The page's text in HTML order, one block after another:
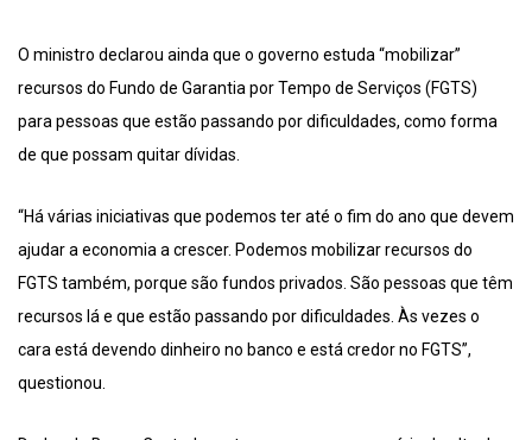
O ministro declarou ainda que o governo estuda “mobilizar”
recursos do Fundo de Garantia por Tempo de Serviços (FGTS)
para pessoas que estão passando por dificuldades, como forma
de que possam quitar dívidas.
“Há várias iniciativas que podemos ter até o fim do ano que devem
ajudar a economia a crescer. Podemos mobilizar recursos do
FGTS também, porque são fundos privados. São pessoas que têm
recursos lá e que estão passando por dificuldades. Às vezes o
cara está devendo dinheiro no banco e está credor no FGTS”,
questionou.